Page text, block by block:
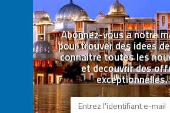
Abonnez-vous a notre
pour trouver des idees
connaitre toutes les
et decouvrir des
exceptionnelles.